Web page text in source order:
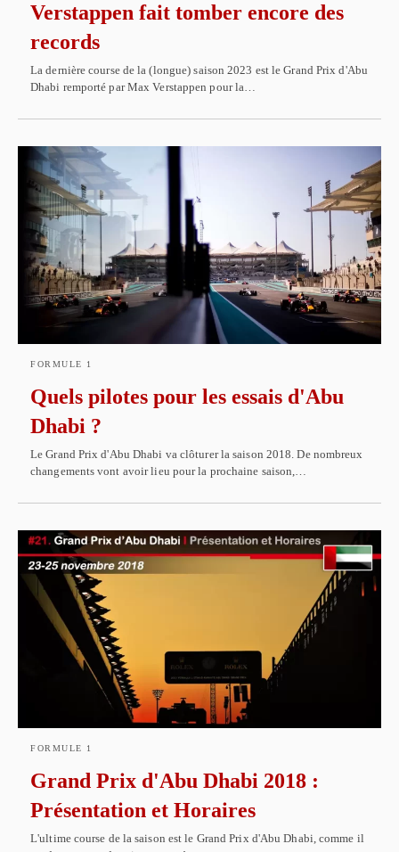
Verstappen fait tomber encore des
records
La dernière course de la (longue) saison 2023 est le Grand Prix d'Abu
Dhabi remporté par Max Verstappen pour la…
FORMULE 1
Quels pilotes pour les essais d'Abu
Dhabi ?
Le Grand Prix d'Abu Dhabi va clôturer la saison 2018. De nombreux
changements vont avoir lieu pour la prochaine saison,…
FORMULE 1
Grand Prix d'Abu Dhabi 2018 :
Présentation et Horaires
L'ultime course de la saison est le Grand Prix d'Abu Dhabi, comme il